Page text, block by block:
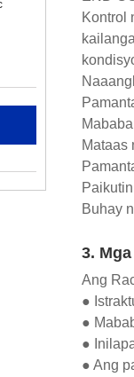
Kontrol
Buhay
3.
Ang
●
●
●
● Ang